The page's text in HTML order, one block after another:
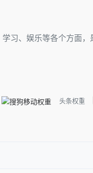
习、娱乐等各个方面
头条权重